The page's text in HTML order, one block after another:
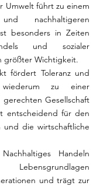
Umwelt führt zu einem
nachhaltigeren
besonders in Zeiten
und sozialer
größter Wichtigkeit.
fördert Toleranz und
zu einer
gerechten Gesellschaft
entscheidend für den
und die wirtschaftliche
Handeln
und trägt zur